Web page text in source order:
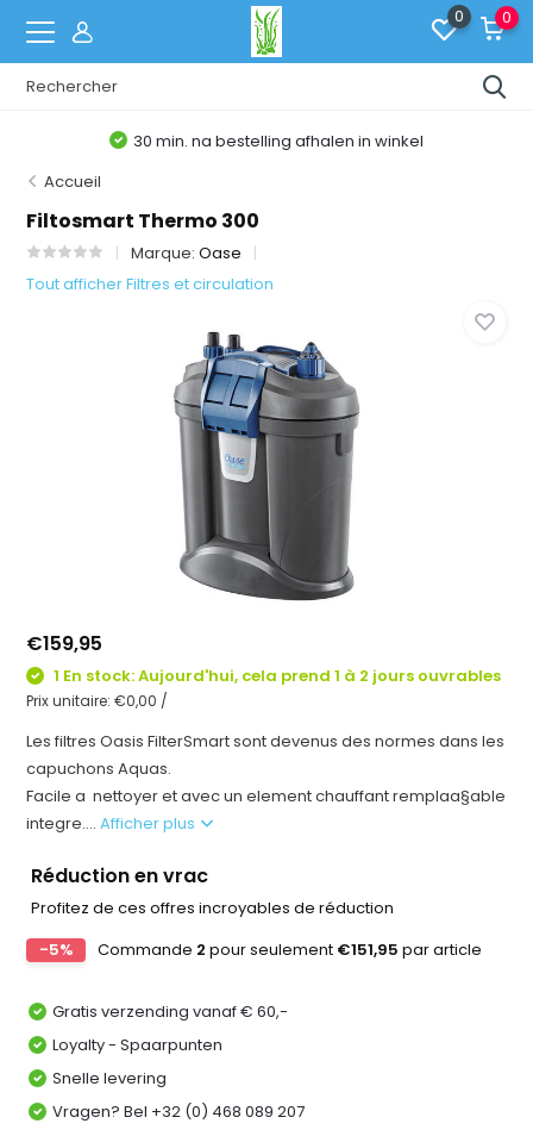
0 0
30 min. na bestelling afhalen in winkel
Accueil
Filtosmart Thermo 300
Marque:Oase
Tout afficher Filtres et circulation
€159,95
1 En stock: Aujourd'hui, cela prend 1 à 2 jours ouvrables
Prix unitaire:€0,00 /
Les filtres Oasis FilterSmart sont devenus des normes dans les
capuchons Aquas.
Facile a nettoyer et avec un element chauffant remplaa§able
integre....Afficher plus
Réduction en vrac
Profitez de ces offres incroyables de réduction
-5%
Commande 2 pour seulement €151,95 par article
Gratis verzending vanaf € 60,-
Loyalty - Spaarpunten
Snelle levering
Vragen? Bel +32 (0) 468 089 207